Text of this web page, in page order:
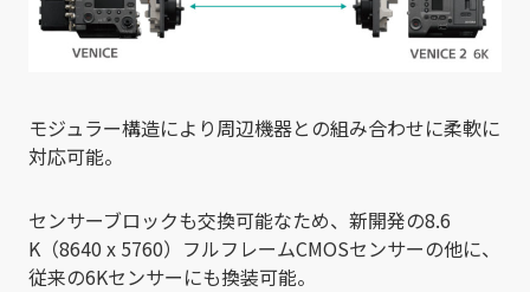
モジュラー構造により周辺機器との組み合わせに柔軟に
対応可能。
センサーブロックも交換可能なため、新開発の8.6
K（8640 x 5760）フルフレームCMOSセンサーの他に、
従来の6Kセンサーにも換装可能。